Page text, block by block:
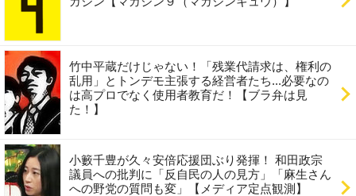
竹中平蔵だけじゃない！「残業代請求は、権利の
乱用」とトンデモ主張する経営者たち...必要なの
は高プロでなく使用者教育だ！【ブラ弁は見
た！】
小籔千豊が久々安倍応援団ぶり発揮！ 和田政宗
議員への批判に「反自民の人の見方」「麻生さん
への野党の質問も変」【メディア定点観測】